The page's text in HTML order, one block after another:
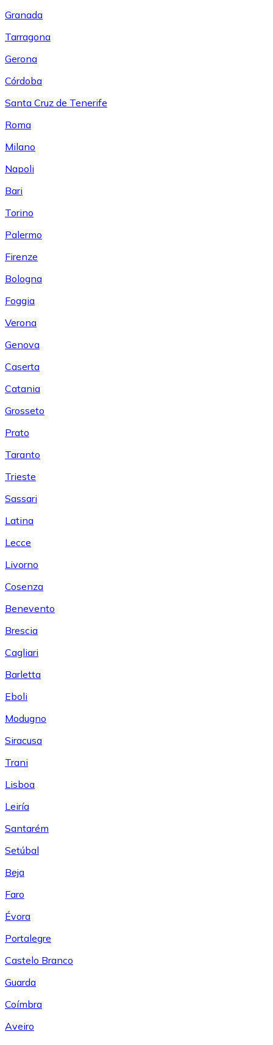
Granada
Tarragona
Gerona
Córdoba
Santa Cruz de Tenerife
Roma
Milano
Napoli
Bari
Torino
Palermo
Firenze
Bologna
Foggia
Verona
Genova
Caserta
Catania
Grosseto
Prato
Taranto
Trieste
Sassari
Latina
Lecce
Livorno
Cosenza
Benevento
Brescia
Cagliari
Barletta
Eboli
Modugno
Siracusa
Trani
Lisboa
Leiría
Santarém
Setúbal
Beja
Faro
Évora
Portalegre
Castelo Branco
Guarda
Coímbra
Aveiro